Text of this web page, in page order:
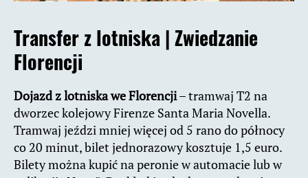
Transfer z lotniska |Zwiedzanie
Florencji
Dojazd z lotniska we Florencji– tramwaj T2 na
dworzec kolejowy Firenze Santa Maria Novella.
Tramwaj jeździ mniej więcej od 5 rano do północy
co 20 minut, bilet jednorazowy kosztuje 1,5 euro.
Bilety można kupić na peronie w automacie lub w